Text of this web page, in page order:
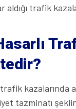
aldığı trafik
kazalarında
tazminatı